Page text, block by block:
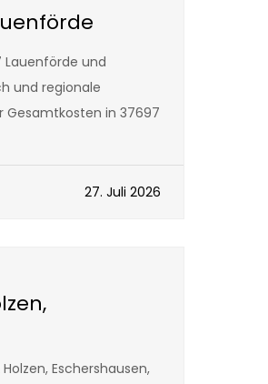
Lauenförde und
und regionale
Gesamtkosten in 37697
27. Juli 2026
Eschershausen,